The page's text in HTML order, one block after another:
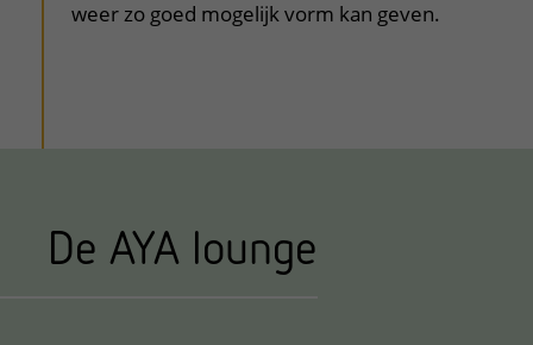
weer zo goed mogelijk vorm kan geven.
De AYA lounge